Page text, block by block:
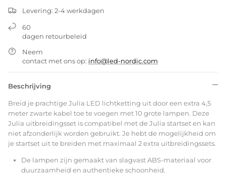
Levering: 2-4 werkdagen
60
dagen retourbeleid
Neem
contact met ons op: info@led-nordic.com
Beschrijving
Breid je prachtige Julia LED lichtketting uit door een extra 4,5
meter zwarte kabel toe te voegen met 10 grote lampen. Deze
Julia uitbreidingsset is compatibel met de Julia startset en kan
niet afzonderlijk worden gebruikt. Je hebt de mogelijkheid om
je startset uit te breiden met maximaal 2 extra uitbreidingssets.
De lampen zijn gemaakt van slagvast ABS-materiaal voor
duurzaamheid en authentieke schoonheid.